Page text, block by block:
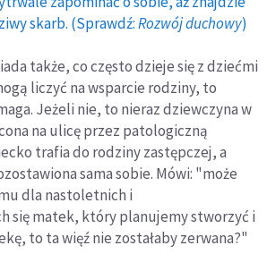
skarb. (Sprawdź:Rozwój duchowy)
także, co często dzieje się z dziećmi
liczyć na wsparcie rodziny, to
Jeżeli nie, to nieraz dziewczyna w
na ulicę przez patologiczną
trafia do rodziny zastępczej, a
sama sobie. Mówi: "może
dla nastoletnich i
się matek, który planujemy stworzyć i
to ta więź nie zostałaby zerwana?"